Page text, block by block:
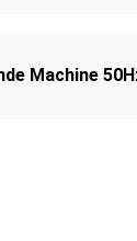
Machine